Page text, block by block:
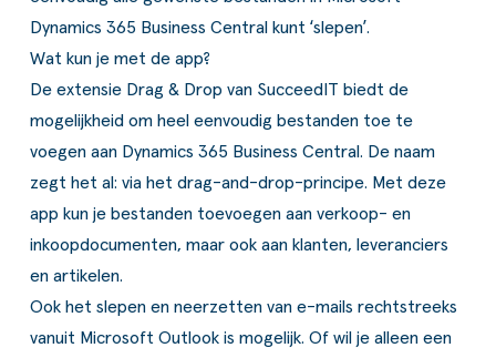
Workflow
Documenten aanpassen
Downloads
Klantcases
Business Central Trainingen
aanpak
klanten
team
bij SucceedIT
partners
doelen
Dynamics 365 Business Central kunt ‘slepen’.
Wat kun je met de app?
De extensie Drag & Drop van SucceedIT biedt de
mogelijkheid om heel eenvoudig bestanden toe te
voegen aan Dynamics 365 Business Central. De naam
zegt het al: via het drag-and-drop-principe. Met deze
app kun je bestanden toevoegen aan verkoop- en
inkoopdocumenten, maar ook aan klanten, leveranciers
en artikelen.
Ook het slepen en neerzetten van e-mails rechtstreeks
vanuit Microsoft Outlook is mogelijk. Of wil je alleen een